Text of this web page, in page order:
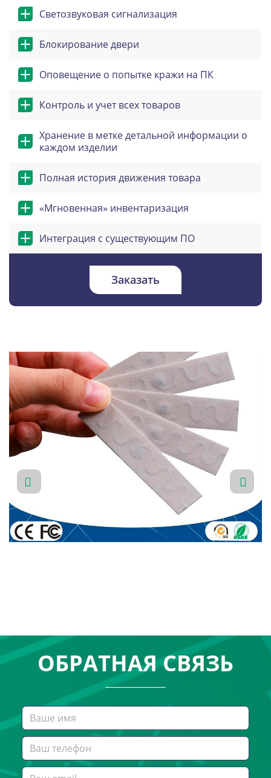
Светозвуковая сигнализация
Блокирование двери
Оповещение о попытке кражи на ПК
Контроль и учет всех товаров
Хранение в метке детальной информации о
каждом изделии
Полная история движения товара
«Мгновенная» инвентаризация
Интеграция с существующим ПО
Заказать
ОБРАТНАЯ СВЯЗЬ